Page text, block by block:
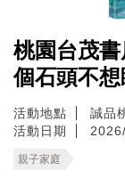
桃園台茂
個石頭不想
活動地點
誠品
活動日期
親子家庭